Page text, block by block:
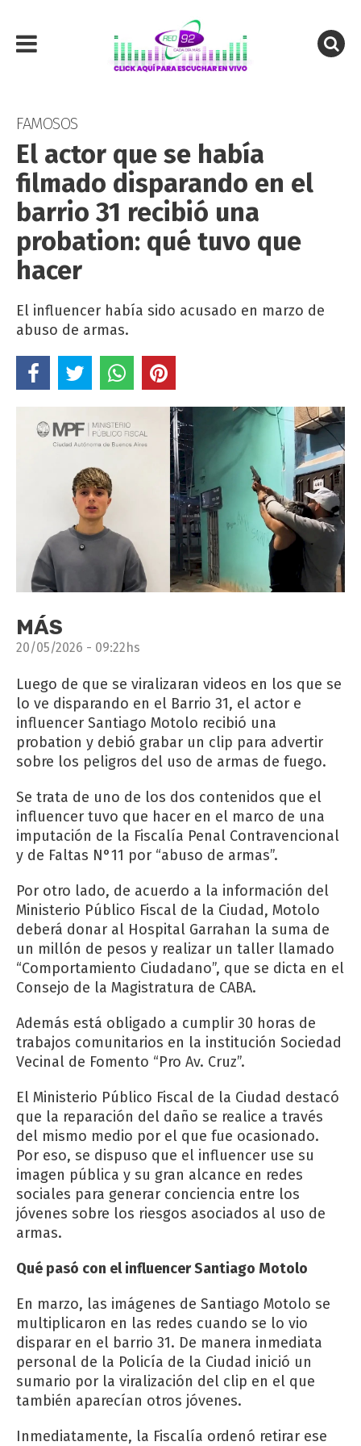
FAMOSOS
El actor que se había
filmado disparando en el
barrio 31 recibió una
probation: qué tuvo que
hacer
El influencer había sido acusado en marzo de
abuso de armas.
MÁS
20/05/2026 - 09:22hs
Luego de que se viralizaran videos en los que se
lo ve disparando en el Barrio 31, el actor e
influencer Santiago Motolo recibió una
probation y debió grabar un clip para advertir
sobre los peligros del uso de armas de fuego.
Se trata de uno de los dos contenidos que el
influencer tuvo que hacer en el marco de una
imputación de la Fiscalía Penal Contravencional
y de Faltas N°11 por “abuso de armas”.
Por otro lado, de acuerdo a la información del
Ministerio Público Fiscal de la Ciudad, Motolo
deberá donar al Hospital Garrahan la suma de
un millón de pesos y realizar un taller llamado
“Comportamiento Ciudadano”, que se dicta en el
Consejo de la Magistratura de CABA.
Además está obligado a cumplir 30 horas de
trabajos comunitarios en la institución Sociedad
Vecinal de Fomento “Pro Av. Cruz”.
El Ministerio Público Fiscal de la Ciudad destacó
que la reparación del daño se realice a través
del mismo medio por el que fue ocasionado.
Por eso, se dispuso que el influencer use su
imagen pública y su gran alcance en redes
sociales para generar conciencia entre los
jóvenes sobre los riesgos asociados al uso de
armas.
Qué pasó con el influencer Santiago Motolo
En marzo, las imágenes de Santiago Motolo se
multiplicaron en las redes cuando se lo vio
disparar en el barrio 31. De manera inmediata
personal de la Policía de la Ciudad inició un
sumario por la viralización del clip en el que
también aparecían otros jóvenes.
Inmediatamente, la Fiscalía ordenó retirar ese